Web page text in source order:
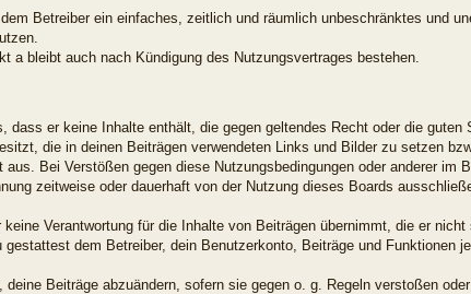
Betreiber ein einfaches, zeitlich und räumlich unbeschränktes und
a bleibt auch nach Kündigung des Nutzungsvertrages bestehen.
dass er keine Inhalte enthält, die gegen geltendes Recht oder die guten
die in deinen Beiträgen verwendeten Links und Bilder zu setzen
Bei Verstößen gegen diese Nutzungsbedingungen oder anderer im
zeitweise oder dauerhaft von der Nutzung dieses Boards
Verantwortung für die Inhalte von Beiträgen übernimmt, die er
dem Betreiber, dein Benutzerkonto, Beiträge und Funktionen
Beiträge abzuändern, sofern sie gegen o. g. Regeln verstoßen